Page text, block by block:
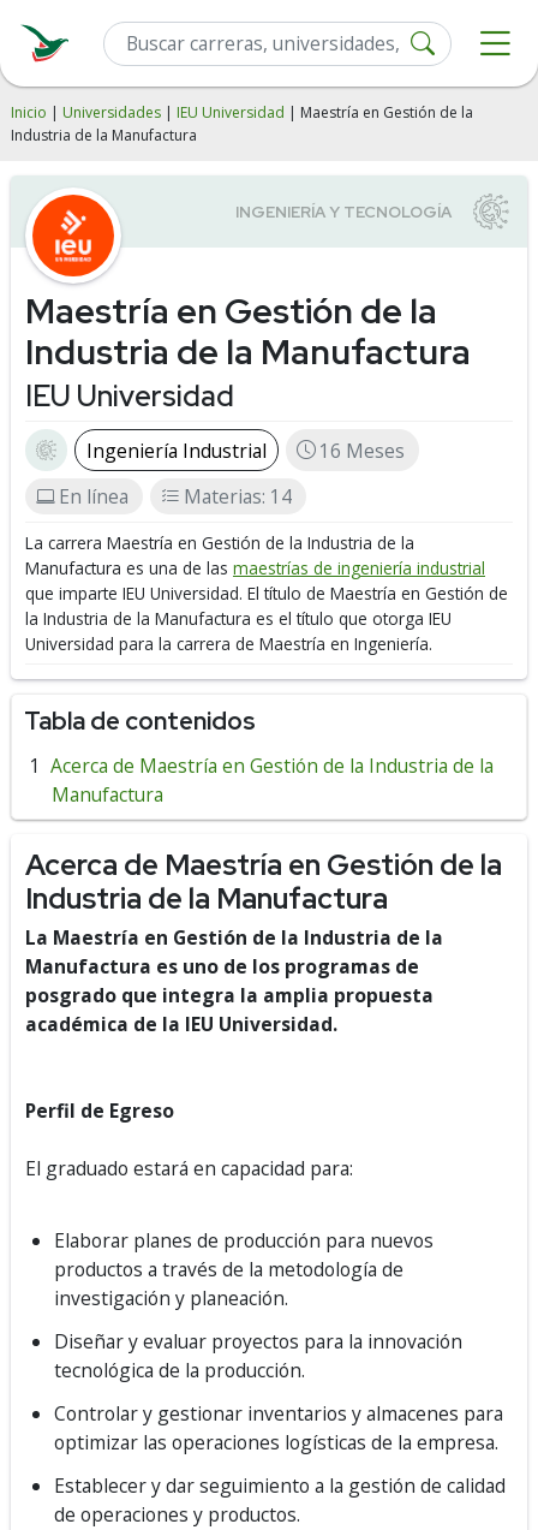
Inicio | Universidades | IEU Universidad | Maestría en Gestión de la
Industria de la Manufactura
Maestría en Gestión de la
Industria de la Manufactura
IEU Universidad
Ingeniería Industrial
16 Meses
En línea
Materias: 14
La carrera Maestría en Gestión de la Industria de la
Manufactura es una de las maestrías de ingeniería industrial
que imparte IEU Universidad. El título de Maestría en Gestión de
la Industria de la Manufactura es el título que otorga IEU
Universidad para la carrera de Maestría en Ingeniería.
Tabla de contenidos
Acerca de Maestría en Gestión de la Industria de la
Manufactura
Acerca de Maestría en Gestión de la
Industria de la Manufactura
La Maestría en Gestión de la Industria de la
Manufactura es uno de los programas de
posgrado que integra la amplia propuesta
académica de la IEU Universidad.
Perfil de Egreso
El graduado estará en capacidad para:
Elaborar planes de producción para nuevos
productos a través de la metodología de
investigación y planeación.
Diseñar y evaluar proyectos para la innovación
tecnológica de la producción.
Controlar y gestionar inventarios y almacenes para
optimizar las operaciones logísticas de la empresa.
Establecer y dar seguimiento a la gestión de calidad
de operaciones y productos.